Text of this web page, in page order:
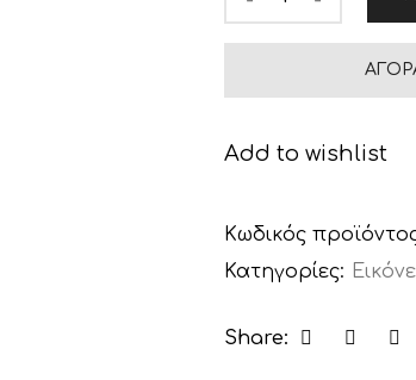
Add to wishlist
Κωδικός
Κατηγορίες:
Share: